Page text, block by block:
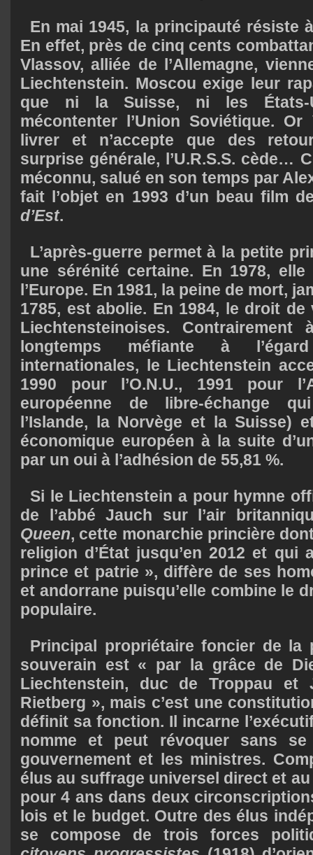
En mai 1945, la principauté résiste
En effet, près de cinq cents
Vlassov, alliée de l’Allemagne,
Liechtenstein. Moscou exige leur
que ni la Suisse, ni les États-
mécontenter l’Union Soviétique.
livrer et n’accepte que des
surprise générale, l’U.R.S.S. cède…
méconnu, salué en son temps par
fait l’objet en 1993 d’un beau film
d’Est.
L’après-guerre permet à la petite
une sérénité certaine. En 1978,
l’Europe. En 1981, la peine de mort,
1785, est abolie. En 1984, le droit
Liechtensteinoises.
longtemps méfiante à
internationales, le Liechtenstein
1990 pour l’O.N.U., 1991 pour
européenne de libre-échange
l’Islande, la Norvège et la Suisse)
économique européen à la suite
par un oui à l’adhésion de 55,81 %.
Si le Liechtenstein a pour hymne
de l’abbé Jauch sur l’air
Queen, cette monarchie princière
religion d’État jusqu’en 2012 et qui
prince et patrie », diffère de ses
et andorrane puisqu’elle combine le
populaire.
Principal propriétaire foncier de la
souverain est « par la grâce de
Liechtenstein, duc de Troppau et
Rietberg », mais c’est une
définit sa fonction. Il incarne
nomme et peut révoquer sans
gouvernement et les ministres.
élus au suffrage universel direct et
pour 4 ans dans deux
lois et le budget. Outre des élus
se compose de trois forces